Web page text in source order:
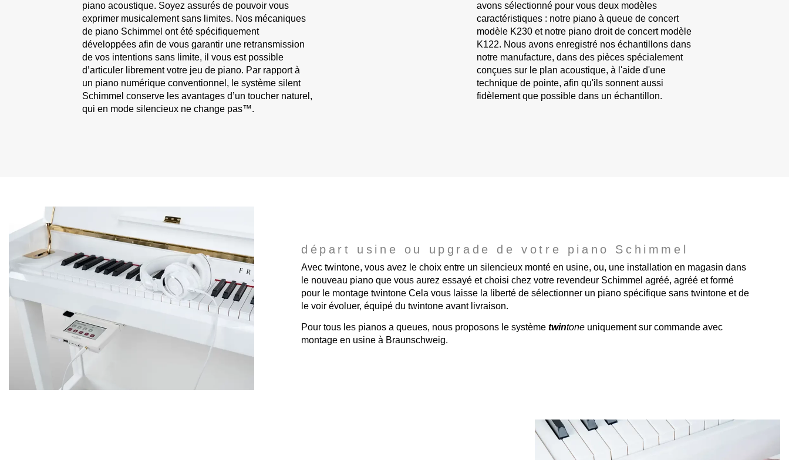
piano acoustique. Soyez assurés de pouvoir vous
exprimer musicalement sans limites. Nos mécaniques
de piano Schimmel ont été spécifiquement
développées afin de vous garantir une retransmission
de vos intentions sans limite, il vous est possible
d’articuler librement votre jeu de piano. Par rapport à
un piano numérique conventionnel, le système silent
Schimmel conserve les avantages d’un toucher naturel,
qui en mode silencieux ne change pas™.
avons sélectionné pour vous deux modèles
caractéristiques : notre piano à queue de concert
modèle K230 et notre piano droit de concert modèle
K122. Nous avons enregistré nos échantillons dans
notre manufacture, dans des pièces spécialement
conçues sur le plan acoustique, à l'aide d'une
technique de pointe, afin qu'ils sonnent aussi
fidèlement que possible dans un échantillon.
départ usine ou upgrade de votre piano Schimmel
Avec twintone, vous avez le choix entre un silencieux monté en usine, ou, une installation en magasin dans
le nouveau piano que vous aurez essayé et choisi chez votre revendeur Schimmel agréé, agréé et formé
pour le montage twintone Cela vous laisse la liberté de sélectionner un piano spécifique sans twintone et de
le voir évoluer, équipé du twintone avant livraison.
Pour tous les pianos a queues, nous proposons le système twintoneuniquement sur commande avec
montage en usine à Braunschweig.